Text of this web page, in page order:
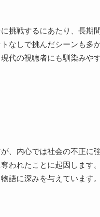
挑戦するにあたり、長期
なしで挑んだシーンも多
代の視聴者にも馴染みや
、内心では社会の不正に
われたことに起因します
語に深みを与えています。